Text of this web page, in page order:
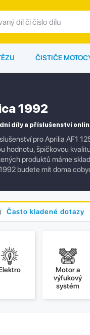
ČISTIČE
1992
díly a příslušenství
pro Aprilia AF1
hodnotu, špičkovou
produktů máme
budete mít doma
Často kladené dotazy
Motor a
výfukový
systém